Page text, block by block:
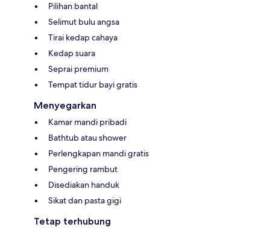
Pilihan bantal
Selimut bulu angsa
Tirai kedap cahaya
Kedap suara
Seprai premium
Tempat tidur bayi gratis
Menyegarkan
Kamar mandi pribadi
Bathtub atau shower
Perlengkapan mandi gratis
Pengering rambut
Disediakan handuk
Sikat dan pasta gigi
Tetap terhubung